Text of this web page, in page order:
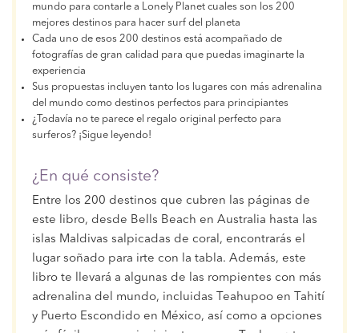
mundo para contarle a Lonely Planet cuales son los 200
mejores destinos para hacer surf del planeta
Cada uno de esos 200 destinos está acompañado de
fotografías de gran calidad para que puedas imaginarte la
experiencia
Sus propuestas incluyen tanto los lugares con más adrenalina
del mundo como destinos perfectos para principiantes
¿Todavía no te parece el regalo original perfecto para
surferos? ¡Sigue leyendo!
¿En qué consiste?
Entre los 200 destinos que cubren las páginas de
este libro, desde Bells Beach en Australia hasta las
islas Maldivas salpicadas de coral, encontrarás el
lugar soñado para irte con la tabla. Además, este
libro te llevará a algunas de las rompientes con más
adrenalina del mundo, incluidas Teahupoo en Tahití
y Puerto Escondido en México, así como a opciones